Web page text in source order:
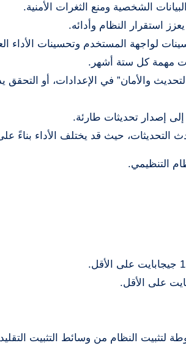
الشخصية ومنع الثغرات الأمنية.
استقرار النظام وأدائه.
لواجهة المستخدم وتحسينات الأداء
والأمان” في الإعدادات، أو التحقق
حيث قد يختلف الأداء بناءً
التنظيمي.